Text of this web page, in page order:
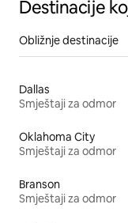
Destinacije
Obližnje destinacije
Dallas
Smještaji za odmor
Oklahoma City
Smještaji za odmor
Branson
Smještaji za odmor